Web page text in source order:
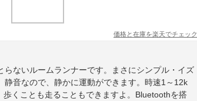
価格と在庫を楽天でチェック
らないルームランナーです。まさにシンプル・イズ
静音なので、静かに運動ができます。時速1～12k
くことも走ることもできますよ。Bluetoothを搭